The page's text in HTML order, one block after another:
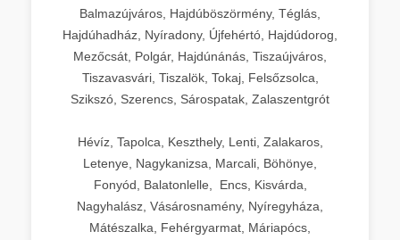
Balmazújváros, Hajdúböszörmény, Téglás,
Hajdúhadház, Nyíradony, Újfehértó, Hajdúdorog,
Mezőcsát, Polgár, Hajdúnánás, Tiszaújváros,
Tiszavasvári, Tiszalök, Tokaj, Felsőzsolca,
Szikszó, Szerencs, Sárospatak, Zalaszentgrót
Hévíz, Tapolca, Keszthely, Lenti, Zalakaros,
Letenye, Nagykanizsa, Marcali, Böhönye,
Fonyód, Balatonlelle, Encs, Kisvárda,
Nagyhalász, Vásárosnamény, Nyíregyháza,
Mátészalka, Fehérgyarmat, Máriapócs,